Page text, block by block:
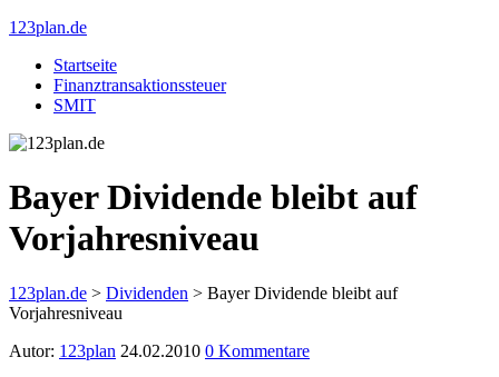
123plan.de
Startseite
Finanztransaktionssteuer
SMIT
Bayer Dividende bleibt auf
Vorjahresniveau
123plan.de > Dividenden > Bayer Dividende bleibt auf
Vorjahresniveau
Autor: 123plan 24.02.2010 0 Kommentare